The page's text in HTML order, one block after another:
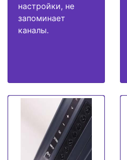
настройки, не
запоминает
каналы.